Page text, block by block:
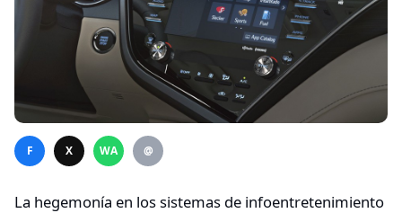
F X WA @
La hegemonía en los sistemas de infoentretenimiento